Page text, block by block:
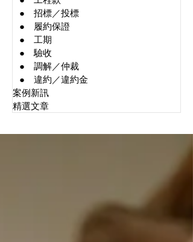
⠀● 招標／投標
⠀● 履約保證
⠀● 工期
⠀● 驗收
⠀● 調解／仲裁
⠀● 違約／違約金
案例新訊
精選文章